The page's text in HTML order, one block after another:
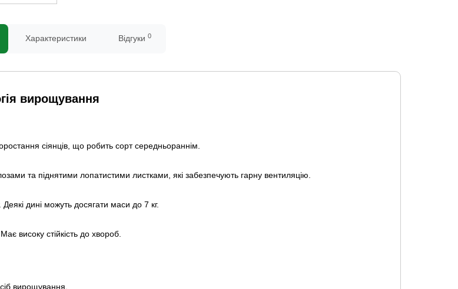
Характеристики Відгуки 0
вирощування
сіянців, що робить сорт середньораннім.
та піднятими лопатистими листками, які забезпечують гарну вентиляцію.
дині можуть досягати маси до 7 кг.
високу стійкість до хвороб.
вирощування.